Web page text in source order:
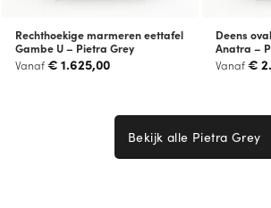
Rechthoekige marmeren eettafel
Gambe U – Pietra Grey
Vanaf€ 1.625,00
Deens
Anatra –
Vanaf€
Bekijk alle Pietra Grey